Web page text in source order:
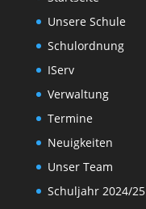
Unsere Schule
Schulordnung
IServ
Verwaltung
Termine
Neuigkeiten
Unser Team
Schuljahr 2024/25